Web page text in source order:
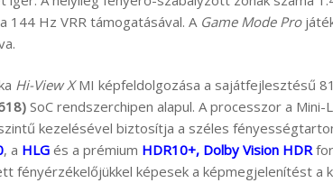
Hz VRR támogatásával. A Game Mode Pro
Hi-View XMI képfeldolgozása a sajátfejlesztésű
SoC rendszerchipen alapul. A processzor a
kezelésével biztosítja a széles
, a HLG és a prémium HDR10+, Dolby Vision HDR
fényérzékelőjükkel képesek a képmegjelenítést a